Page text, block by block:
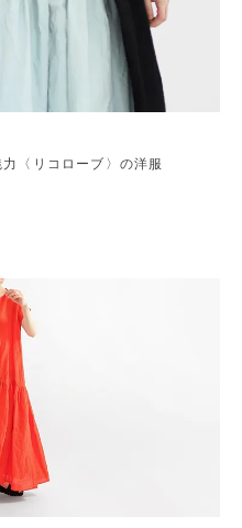
〈リコローブ〉の洋服